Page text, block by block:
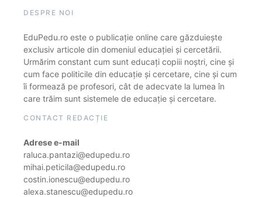
DESPRE NOI
EduPedu.ro este o publicație online care găzduiește
exclusiv articole din domeniul educației și cercetării.
Urmărim constant cum sunt educați copiii noștri, cine și
cum face politicile din educație și cercetare, cine și cum
îi formează pe profesori, cât de adecvate la lumea în
care trăim sunt sistemele de educație și cercetare.
CONTACT REDACȚIE
Adrese e-mail
raluca.pantazi@edupedu.ro
mihai.peticila@edupedu.ro
costin.ionescu@edupedu.ro
alexa.stanescu@edupedu.ro